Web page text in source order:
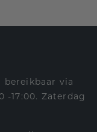
via
-17:00. Zaterdag